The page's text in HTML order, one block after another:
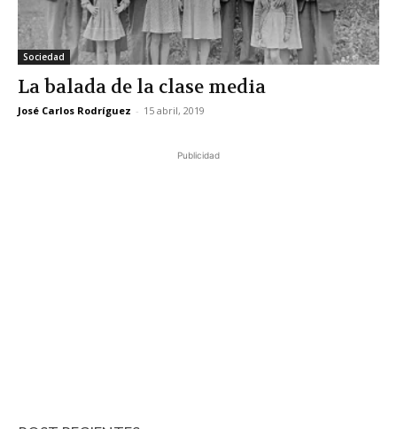
Sociedad
La balada de la clase media
José Carlos Rodríguez - 15 abril, 2019
Publicidad